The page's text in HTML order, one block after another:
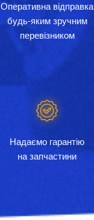
Оперативна відправка
будь-яким зручним
перевізником
Надаємо гарантію
на запчастини